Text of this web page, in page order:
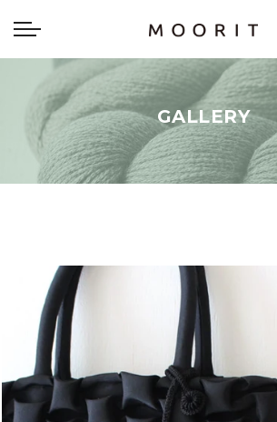
Back
about
編み物はじめて教室：かぎ針編
編み物はじめて教室：棒針編
Back
online shop
Tools & Notions
Knitting kit
GALLERY